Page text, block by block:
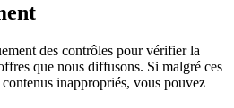
des contrôles pour vérifier la
que nous diffusons. Si malgré ces
inappropriés, vous pouvez